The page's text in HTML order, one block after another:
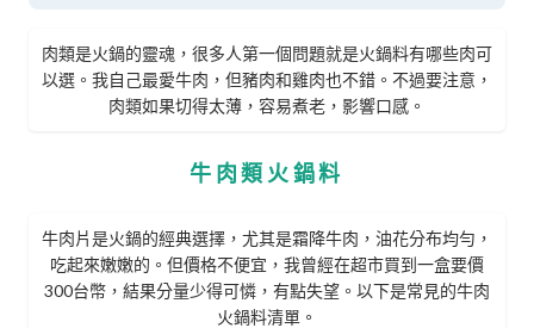
肉類是火鍋的靈魂，很多人第一個問題就是火鍋料有哪些肉可
以選。我自己最愛牛肉，但豬肉和雞肉也不錯。不過要注意，
肉類如果切得太薄，容易煮老，影響口感。
牛肉類火鍋料
牛肉片是火鍋的經典選擇，尤其是霜降牛肉，油花分布均勻，
吃起來嫩嫩的。但價格不便宜，我曾經在超市買到一盒要價
300台幣，結果分量少得可憐，有點失望。以下是常見的牛肉
火鍋料清單。